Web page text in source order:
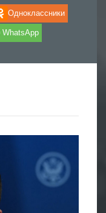
Одноклассники
WhatsApp